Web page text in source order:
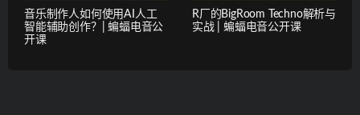
音乐制作人如何使用AI人工
智能辅助创作？| 蝙蝠电音公
开课
R厂的BigRoom Techno解析与
实战 | 蝙蝠电音公开课